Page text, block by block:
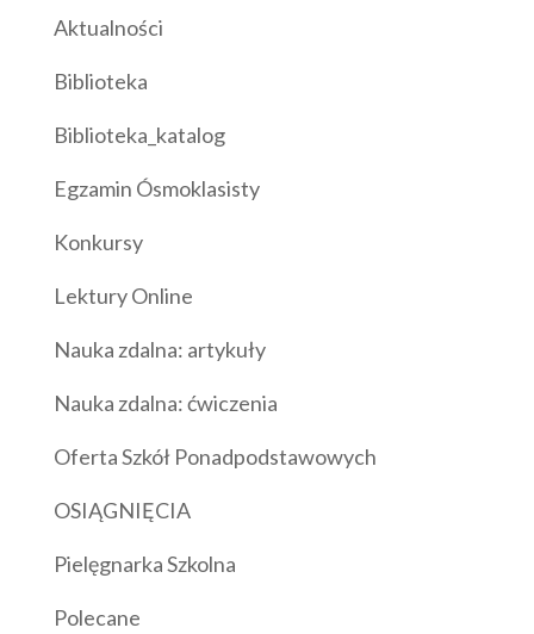
Aktualności
Biblioteka
Biblioteka_katalog
Egzamin Ósmoklasisty
Konkursy
Lektury Online
Nauka zdalna: artykuły
Nauka zdalna: ćwiczenia
Oferta Szkół Ponadpodstawowych
OSIĄGNIĘCIA
Pielęgnarka Szkolna
Polecane